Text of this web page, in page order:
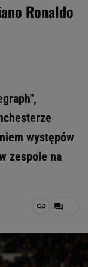
Ronaldo
występów
zespole na